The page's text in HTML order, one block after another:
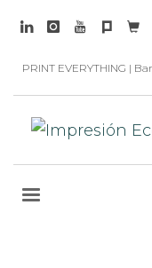
PRINT EVERYTHING |